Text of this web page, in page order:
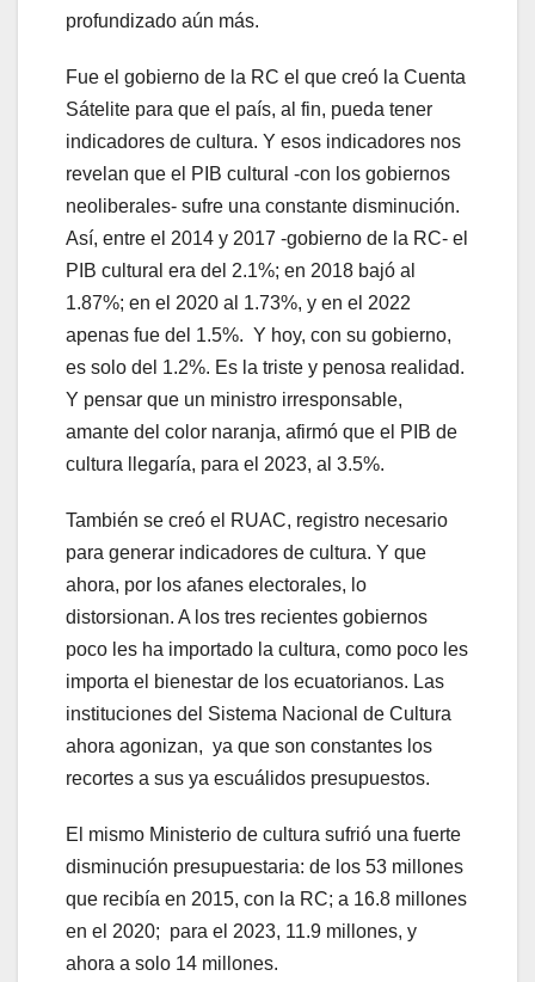
profundizado aún más.
Fue el gobierno de la RC el que creó la Cuenta
Sátelite para que el país, al fin, pueda tener
indicadores de cultura. Y esos indicadores nos
revelan que el PIB cultural -con los gobiernos
neoliberales- sufre una constante disminución.
Así, entre el 2014 y 2017 -gobierno de la RC- el
PIB cultural era del 2.1%; en 2018 bajó al
1.87%; en el 2020 al 1.73%, y en el 2022
apenas fue del 1.5%. Y hoy, con su gobierno,
es solo del 1.2%. Es la triste y penosa realidad.
Y pensar que un ministro irresponsable,
amante del color naranja, afirmó que el PIB de
cultura llegaría, para el 2023, al 3.5%.
También se creó el RUAC, registro necesario
para generar indicadores de cultura. Y que
ahora, por los afanes electorales, lo
distorsionan. A los tres recientes gobiernos
poco les ha importado la cultura, como poco les
importa el bienestar de los ecuatorianos. Las
instituciones del Sistema Nacional de Cultura
ahora agonizan, ya que son constantes los
recortes a sus ya escuálidos presupuestos.
El mismo Ministerio de cultura sufrió una fuerte
disminución presupuestaria: de los 53 millones
que recibía en 2015, con la RC; a 16.8 millones
en el 2020; para el 2023, 11.9 millones, y
ahora a solo 14 millones.